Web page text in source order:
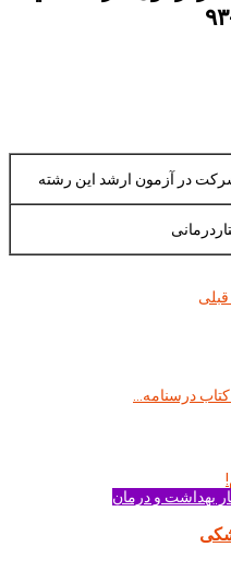
در آزمون ارشد اين رشته
بهداشت و درمان